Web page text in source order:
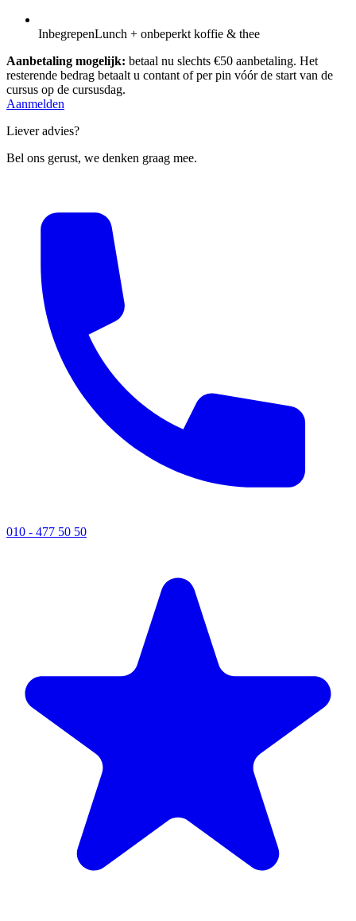
InbegrepenLunch + onbeperkt koffie & thee
Aanbetaling mogelijk: betaal nu slechts €50 aanbetaling. Het
resterende bedrag betaalt u contant of per pin vóór de start van de
cursus op de cursusdag.
Aanmelden
Liever advies?
Bel ons gerust, we denken graag mee.
010 - 477 50 50